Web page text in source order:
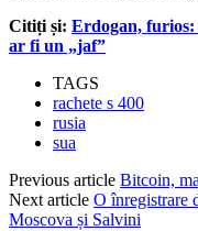
Citiți și: Erdogan,
ar fi un „jaf”
TAGS
rachete s 400
rusia
sua
Previous article Bitcoin,
Next article O înregistrare
Moscova și Salvini